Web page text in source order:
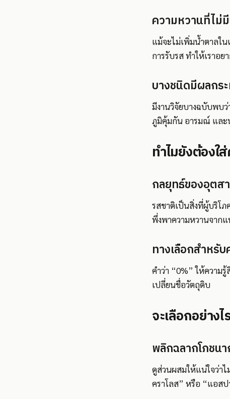
ความหวานที่ไม่
แม้จะไม่เพิ่มน้ำตาลใน
การรับรส ทำให้เราอ
บางชนิดมีผลกร
มีงานวิจัยบางฉบับพบ
ภูมิคุ้มกัน อารมณ์ และ
ทำไมยังต้องใ
กลยุทธ์ของอุตส
รสชาติเป็นสิ่งที่ผู้บริโภ
พึ่งพาความหวานจาก
ทางเลือกสำหรั
คำว่า “0%” ให้ความ
เปลี่ยนชื่อวัตถุดิบ
จะเลือกอย่าง
พลิกฉลากโภชน
ดูส่วนผสมให้แน่ใจว่า
คราโลส” หรือ “แอส